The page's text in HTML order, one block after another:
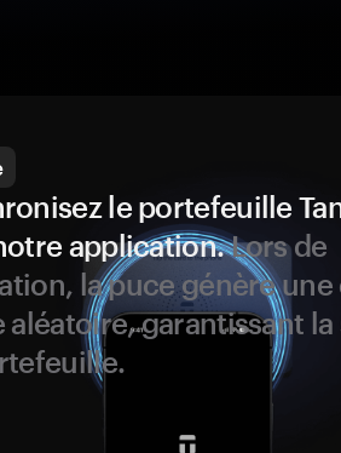
le portefeuille
application.Lors de
la puce génère une
aléatoire, garantissant